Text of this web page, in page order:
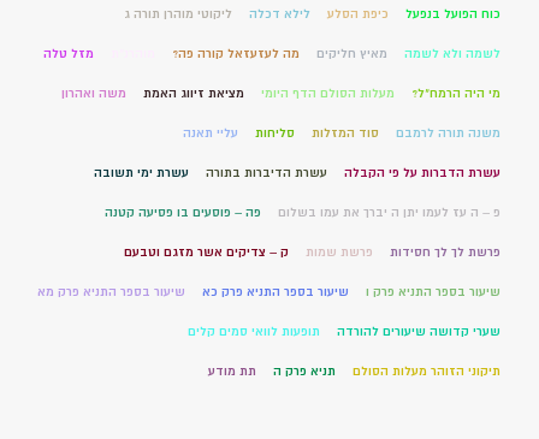
כוח הפועל בנפעל כיפת הסלע לילא דכלה ליקוטי מוהרן תורה ג
לשמה ולא לשמה מאיץ חליקים מה לעזעזאל קורה פה? מזל טלה
מי היה הרמח"ל? מעלות הסולם הדף היומי מציאת זיווג האמת משה ואהרון
משנה תורה לרמבם סוד המזלות סליחות עליי תאנה
עשרת הדברות על פי הקבלה עשרת הדיברות בתורה עשרת ימי תשובה
פ – ה עז לעמו יתן ה יברך את עמו בשלום פה – פוסעים בו פסיעה קטנה
פרשת לך לך חסידות פרשת שמות ק – צדיקים אשר מזגם וטבעם
שיעור בספר התניא פרק ו שיעור בספר התניא פרק כא שיעור בספר התניא פרק מא
שערי קדושה שיעורים להורדה תופעות לוואי סמים קלים
תיקוני הזוהר מעלות הסולם תניא פרק ה תת מודע